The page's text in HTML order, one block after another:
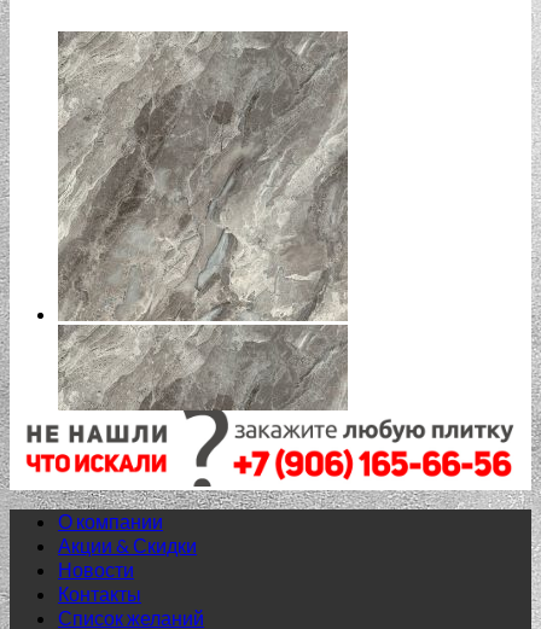
О компании
Акции & Скидки
Новости
Контакты
Список желаний